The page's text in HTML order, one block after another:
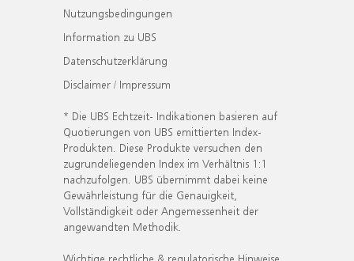
Nutzungsbedingungen
Information zu UBS
Datenschutzerklärung
Disclaimer / Impressum
* Die UBS Echtzeit- Indikationen basieren auf
Quotierungen von UBS emittierten Index-
Produkten. Diese Produkte versuchen den
zugrundeliegenden Index im Verhältnis 1:1
nachzufolgen. UBS übernimmt dabei keine
Gewährleistung für die Genauigkeit,
Vollständigkeit oder Angemessenheit der
angewandten Methodik.